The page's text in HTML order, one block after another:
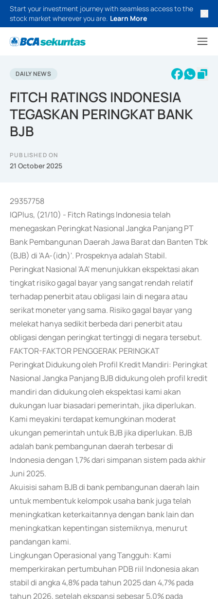
Start your investment journey with seamless access to the
stock market wherever you are. Learn More
DAILY NEWS
FITCH RATINGS INDONESIA
TEGASKAN PERINGKAT BANK
BJB
PUBLISHED ON
21 October 2025
29357758
IQPlus, (21/10) - Fitch Ratings Indonesia telah
menegaskan Peringkat Nasional Jangka Panjang PT
Bank Pembangunan Daerah Jawa Barat dan Banten Tbk
(BJB) di 'AA-(idn)'. Prospeknya adalah Stabil.
Peringkat Nasional 'AA' menunjukkan ekspektasi akan
tingkat risiko gagal bayar yang sangat rendah relatif
terhadap penerbit atau obligasi lain di negara atau
serikat moneter yang sama. Risiko gagal bayar yang
melekat hanya sedikit berbeda dari penerbit atau
obligasi dengan peringkat tertinggi di negara tersebut.
FAKTOR-FAKTOR PENGGERAK PERINGKAT
Peringkat Didukung oleh Profil Kredit Mandiri: Peringkat
Nasional Jangka Panjang BJB didukung oleh profil kredit
mandiri dan didukung oleh ekspektasi kami akan
dukungan luar biasadari pemerintah, jika diperlukan.
Kami meyakini terdapat kemungkinan moderat
ukungan pemerintah untuk BJB jika diperlukan. BJB
adalah bank pembangunan daerah terbesar di
Indonesia dengan 1,7% dari simpanan sistem pada akhir
Juni 2025.
Akuisisi saham BJB di bank pembangunan daerah lain
untuk membentuk kelompok usaha bank juga telah
meningkatkan keterkaitannya dengan bank lain dan
meningkatkan kepentingan sistemiknya, menurut
pandangan kami.
Lingkungan Operasional yang Tangguh: Kami
memperkirakan pertumbuhan PDB riil Indonesia akan
stabil di angka 4,8% pada tahun 2025 dan 4,7% pada
tahun 2026, setelah ekspansi sebesar 5,0% pada